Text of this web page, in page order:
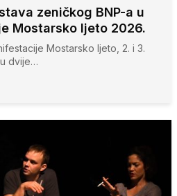
zeničkog BNP-a u
Mostarsko ljeto 2026.
Mostarsko ljeto, 2. i 3.
dvije…